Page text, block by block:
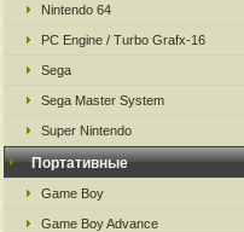
Nintendo 64
PC Engine / Turbo Grafx-16
Sega
Sega Master System
Super Nintendo
Портативные
Game Boy
Game Boy Advance